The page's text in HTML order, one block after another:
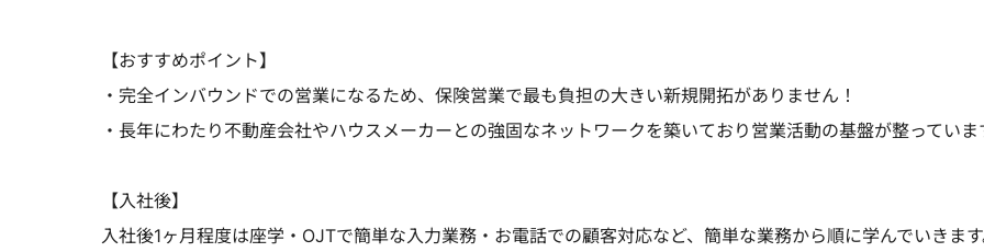
【おすすめポイント】
・完全インバウンドでの営業になるため、保険営業で最も負担の大きい新規開拓がありません！
・長年にわたり不動産会社やハウスメーカーとの強固なネットワークを築いており営業活動の基盤が整っていま
【入社後】
入社後1ヶ月程度は座学・OJTで簡単な入力業務・お電話での顧客対応など、簡単な業務から順に学んでいきま